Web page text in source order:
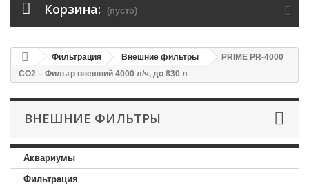
Корзина: (пусто)
Фильтрация Внешние фильтры
PRIME PR-4000
CO2 – Фильтр внешний 4000 л/ч, до 830 л
ВНЕШНИЕ ФИЛЬТРЫ
Аквариумы
Фильтрация